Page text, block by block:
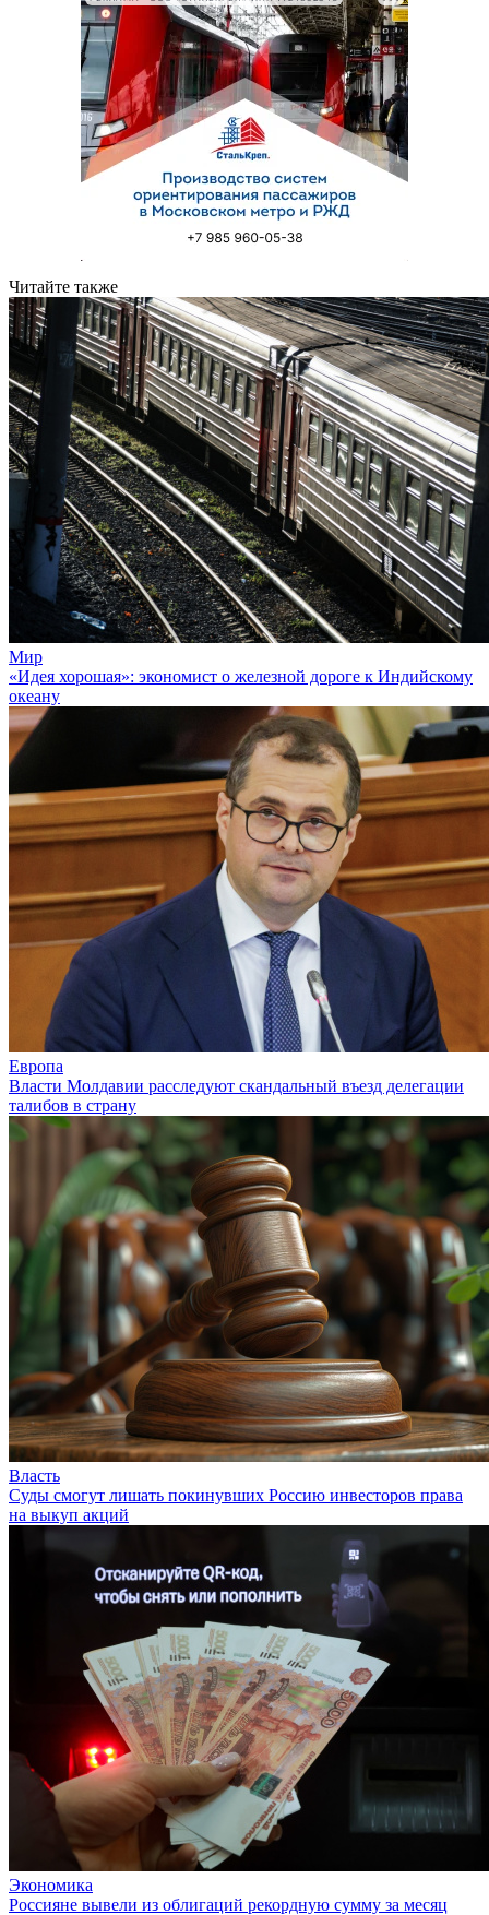
Читайте также
Мир
«Идея хорошая»: экономист о железной дороге к Индийскому
океану
Европа
Власти Молдавии расследуют скандальный въезд делегации
талибов в страну
Власть
Суды смогут лишать покинувших Россию инвесторов права
на выкуп акций
Экономика
Россияне вывели из облигаций рекордную сумму за месяц